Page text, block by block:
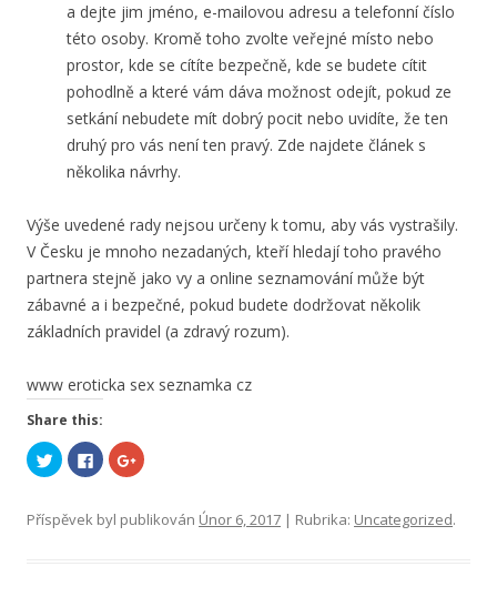
a dejte jim jméno, e-mailovou adresu a telefonní číslo
této osoby. Kromě toho zvolte veřejné místo nebo
prostor, kde se cítíte bezpečně, kde se budete cítit
pohodlně a které vám dáva možnost odejít, pokud ze
setkání nebudete mít dobrý pocit nebo uvidíte, že ten
druhý pro vás není ten pravý. Zde najdete článek s
několika návrhy.
Výše uvedené rady nejsou určeny k tomu, aby vás vystrašily.
V Česku je mnoho nezadaných, kteří hledají toho pravého
partnera stejně jako vy a online seznamování může být
zábavné a i bezpečné, pokud budete dodržovat několik
základních pravidel (a zdravý rozum).
www eroticka sex seznamka cz
Share this:
S
d
t
C
l
t
S
d
t
Příspěvek byl publikován Únor 6, 2017 | Rubrika: Uncategorized.